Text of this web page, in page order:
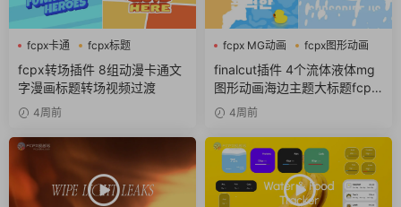
fcpx卡通
fcpx标题
fcpx转场
fcpx转场插件 8组动漫卡通文
字漫画标题转场视频过渡
4周前
fcpx MG动画
fcpx图形动画
流体
finalcut插件 4个流体液体mg
图形动画海边主题大标题fcpx
插件4周前